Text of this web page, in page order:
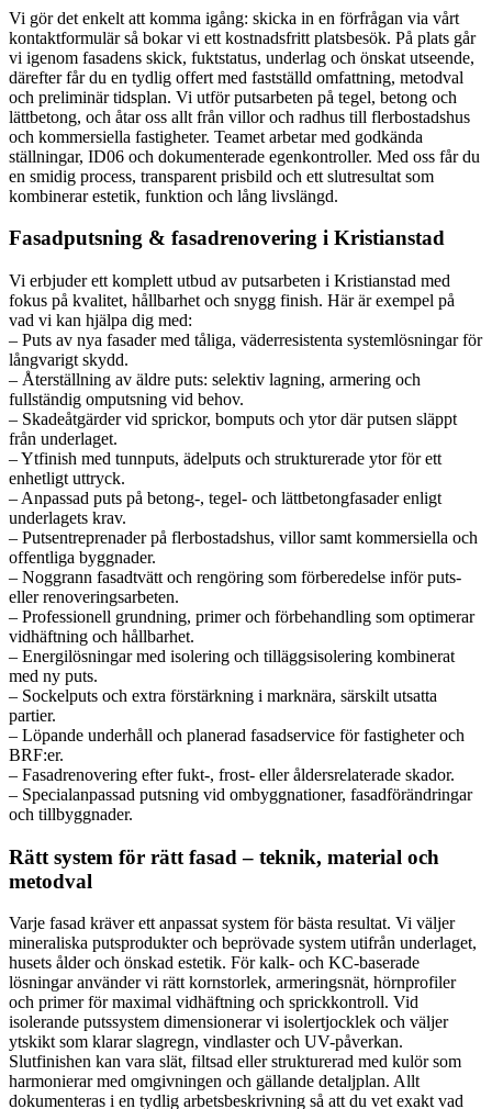
Vi gör det enkelt att komma igång: skicka in en förfrågan via vårt
kontaktformulär så bokar vi ett kostnadsfritt platsbesök. På plats går
vi igenom fasadens skick, fuktstatus, underlag och önskat utseende,
därefter får du en tydlig offert med fastställd omfattning, metodval
och preliminär tidsplan. Vi utför putsarbeten på tegel, betong och
lättbetong, och åtar oss allt från villor och radhus till flerbostadshus
och kommersiella fastigheter. Teamet arbetar med godkända
ställningar, ID06 och dokumenterade egenkontroller. Med oss får du
en smidig process, transparent prisbild och ett slutresultat som
kombinerar estetik, funktion och lång livslängd.
Fasadputsning & fasadrenovering i Kristianstad
Vi erbjuder ett komplett utbud av putsarbeten i Kristianstad med
fokus på kvalitet, hållbarhet och snygg finish. Här är exempel på
vad vi kan hjälpa dig med:
– Puts av nya fasader med tåliga, väderresistenta systemlösningar för
långvarigt skydd.
– Återställning av äldre puts: selektiv lagning, armering och
fullständig omputsning vid behov.
– Skadeåtgärder vid sprickor, bomputs och ytor där putsen släppt
från underlaget.
– Ytfinish med tunnputs, ädelputs och strukturerade ytor för ett
enhetligt uttryck.
– Anpassad puts på betong-, tegel- och lättbetongfasader enligt
underlagets krav.
– Putsentreprenader på flerbostadshus, villor samt kommersiella och
offentliga byggnader.
– Noggrann fasadtvätt och rengöring som förberedelse inför puts-
eller renoveringsarbeten.
– Professionell grundning, primer och förbehandling som optimerar
vidhäftning och hållbarhet.
– Energilösningar med isolering och tilläggsisolering kombinerat
med ny puts.
– Sockelputs och extra förstärkning i marknära, särskilt utsatta
partier.
– Löpande underhåll och planerad fasadservice för fastigheter och
BRF:er.
– Fasadrenovering efter fukt-, frost- eller åldersrelaterade skador.
– Specialanpassad putsning vid ombyggnationer, fasadförändringar
och tillbyggnader.
Rätt system för rätt fasad – teknik, material och
metodval
Varje fasad kräver ett anpassat system för bästa resultat. Vi väljer
mineraliska putsprodukter och beprövade system utifrån underlaget,
husets ålder och önskad estetik. För kalk- och KC-baserade
lösningar använder vi rätt kornstorlek, armeringsnät, hörnprofiler
och primer för maximal vidhäftning och sprickkontroll. Vid
isolerande putssystem dimensionerar vi isolertjocklek och väljer
ytskikt som klarar slagregn, vindlaster och UV-påverkan.
Slutfinishen kan vara slät, filtsad eller strukturerad med kulör som
harmonierar med omgivningen och gällande detaljplan. Allt
dokumenteras i en tydlig arbetsbeskrivning så att du vet exakt vad